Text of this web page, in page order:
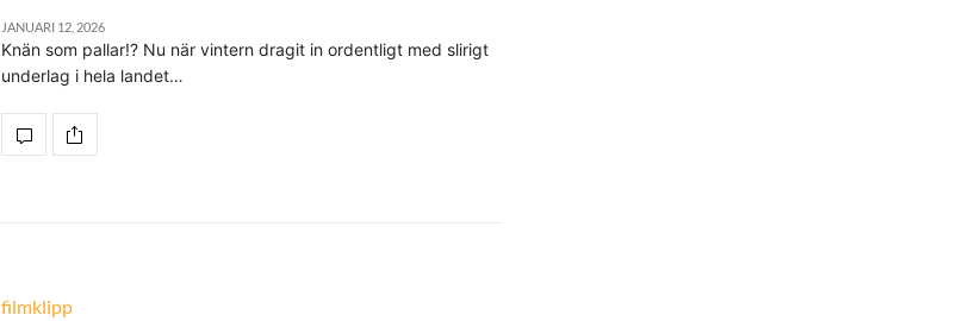
JANUARI 12, 2026
Knän som pallar!? Nu när vintern dragit in ordentligt med slirigt
underlag i hela landet…
filmklipp